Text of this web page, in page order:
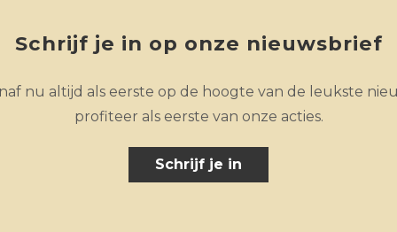
Schrijf je in op onze nieuwsbrief
nu altijd als eerste op de hoogte van de leukste
profiteer als eerste van onze acties.
Schrijf je in